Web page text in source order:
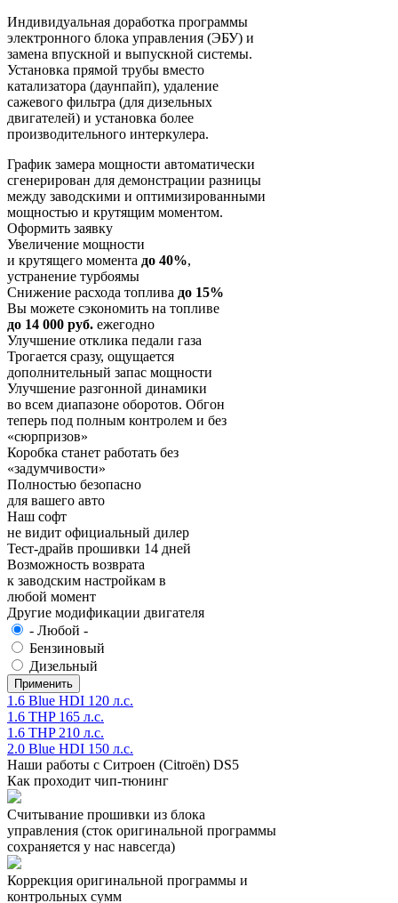
Индивидуальная доработка программы
электронного блока управления (ЭБУ) и
замена впускной и выпускной системы.
Установка прямой трубы вместо
катализатора (даунпайп), удаление
сажевого фильтра (для дизельных
двигателей) и установка более
производительного интеркулера.
График замера мощности автоматически
сгенерирован для демонстрации разницы
между заводскими и оптимизированными
мощностью и крутящим моментом.
Оформить заявку
Увеличение мощности
и крутящего момента до 40%,
устранение турбоямы
Снижение расхода топлива до 15%
Вы можете сэкономить на топливе
до 14 000 руб. ежегодно
Улучшение отклика педали газа
Трогается сразу, ощущается
дополнительный запас мощности
Улучшение разгонной динамики
во всем диапазоне оборотов. Обгон
теперь под полным контролем и без
«сюрпризов»
Коробка станет работать без
«задумчивости»
Полностью безопасно
для вашего авто
Наш софт
не видит официальный дилер
Тест-драйв прошивки 14 дней
Возможность возврата
к заводским настройкам в
любой момент
Другие модификации двигателя
- Любой -
Бензиновый
Дизельный
1.6 Blue HDI 120 л.с.
1.6 THP 165 л.с.
1.6 THP 210 л.с.
2.0 Blue HDI 150 л.с.
Наши работы с Ситроен (Citroën) DS5
Как проходит чип-тюнинг
Считывание прошивки из блока
управления (сток оригинальной программы
сохраняется у нас навсегда)
Коррекция оригинальной программы и
контрольных сумм